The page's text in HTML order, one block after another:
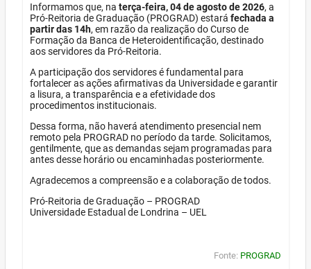
Informamos que, na terça-feira, 04 de agosto de 2026, a
Pró-Reitoria de Graduação (PROGRAD) estará fechada a
partir das 14h, em razão da realização do Curso de
Formação da Banca de Heteroidentificação, destinado
aos servidores da Pró-Reitoria.
A participação dos servidores é fundamental para
fortalecer as ações afirmativas da Universidade e garantir
a lisura, a transparência e a efetividade dos
procedimentos institucionais.
Dessa forma, não haverá atendimento presencial nem
remoto pela PROGRAD no período da tarde. Solicitamos,
gentilmente, que as demandas sejam programadas para
antes desse horário ou encaminhadas posteriormente.
Agradecemos a compreensão e a colaboração de todos.
Pró-Reitoria de Graduação – PROGRAD
Universidade Estadual de Londrina – UEL
Fonte: PROGRAD